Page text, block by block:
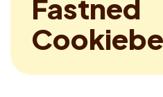
Voucher
Dutch
Fastned
Cookiebe